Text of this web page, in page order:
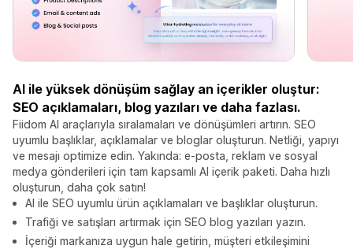
AI ile yüksek dönüşüm sağlay an içerikler oluştur:
SEO açıklamaları, blog yazıları ve daha fazlası.
Fiidom AI araçlarıyla sıralamaları ve dönüşümleri artırın. SEO
uyumlu başlıklar, açıklamalar ve bloglar oluşturun. Netliği, yapıyı
ve mesajı optimize edin. Yakında: e-posta, reklam ve sosyal
medya gönderileri için tam kapsamlı AI içerik paketi. Daha hızlı
oluşturun, daha çok satın!
AI ile SEO uyumlu ürün açıklamaları ve başlıklar oluşturun.
Trafiği ve satışları artırmak için SEO blog yazıları yazın.
İçeriği markanıza uygun hale getirin, müşteri etkileşimini